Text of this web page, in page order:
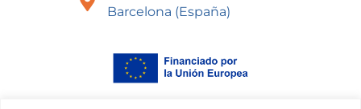
Barcelona (España)